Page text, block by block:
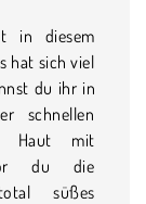
in diesem
hat sich viel
du ihr in
schnellen
Haut mit
du die
süßes